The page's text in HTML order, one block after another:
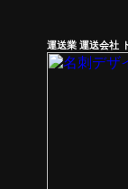
運送業 運送会社